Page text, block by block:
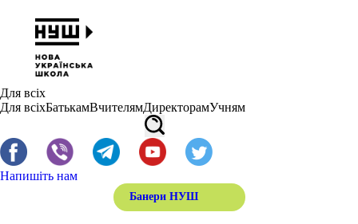
Для всіх
Для всіхБатькамВчителямДиректорамУчням
Напишіть нам
Банери НУШ